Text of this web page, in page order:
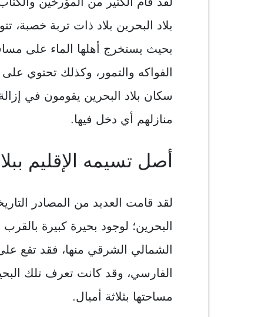
بلاد البحرين بلاد ذات تربة خصبة،
بحيث يستخرج أهلها الماء على
الفواكه والتمور، وكذلك تحتوي على
سكان بلاد البحرين يقومون في
منازلهم أي دخل فيها.
أصل تسيمه الإقليم
لقد قامت العديد من المصادر
البحرين؛ لوجود بحيرة كبيرة
الشمالي الشرقي منها، فقد تقع
الفارسي، وقد كانت تعرف تلك
مساحتها بثلاثة أميال.